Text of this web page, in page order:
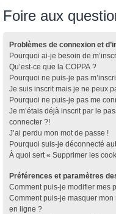
Foire aux
Problèmes de connexion et
Pourquoi ai-je besoin de
Qu’est-ce que la COPPA ?
Pourquoi ne puis-je pas
Je suis inscrit mais je ne peux
Pourquoi ne puis-je pas me
Je m’étais déjà inscrit par le
connecter ?!
J’ai perdu mon mot de passe !
Pourquoi suis-je déconnecté
À quoi sert « Supprimer les
Préférences et paramètres
Comment puis-je modifier mes
Comment puis-je masquer
en ligne ?